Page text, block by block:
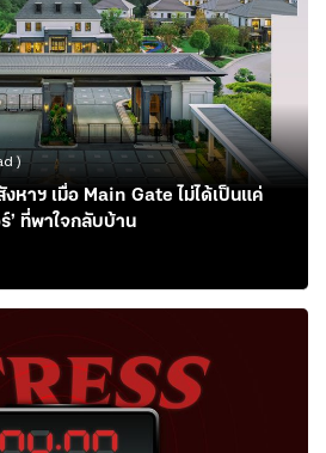
)
หาฯ เมื่อ Main Gate ไม่ได้เป็นแค่
’ ที่พาใจกลับบ้าน